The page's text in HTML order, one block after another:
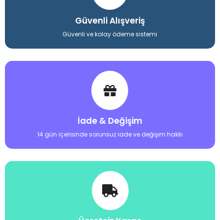
Kuş Ürünleri: Rengarenk kuşlarınız için geniş bir
kafes seçeneği, farklı yem çeşitleri, oyuncaklar ve
bakım ürünleriyle onların yaşam alanlarını daha
keyifli hale getirebilirsiniz.
bulabilirsiniz. Balık yemleri, filtreler, ısıtıcılar,
dekorasyon ürünleri ve daha fazlası...
Kemirgen ve Sürüngen Ürünleri: Hamster, kobay,
kaplumbağa gibi evcil hayvanlarınız için özel
olarak formüle edilmiş yemler, kafesler ve bakım
ürünleriyle onların ihtiyaçlarını karşılayabilirsiniz.
Mixpet’da, evcil hayvanınızın türüne ve özel ihtiyaçlarına
uygun ürünleri kolayca bulabilir, güvenle alışveriş
Kalite ve Güvenilirlik
Evcil hayvanlarınızın sağlığı, bizim için her şeyden
önemlidir. Bu nedenle, sunduğumuz tüm ürünlerin
kalitesini titizlikle denetliyoruz. Dünyaca ünlü markaların
özenle seçilmiş ürünlerini sizlere sunarak, evcil
hayvanlarınızın en iyiye layık olduğunu gösteriyoruz.
Güvenli Alışveriş
Güvenli ve kolay ödeme sistemi
İade & Değişim
14 gün içerisinde sorunsuz iade ve değişim hakkı